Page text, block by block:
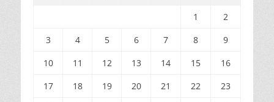
1
2
3
4 5 6 7 8
9
10
11 12 13 14 15
16
17
18 19 20 21 22
23